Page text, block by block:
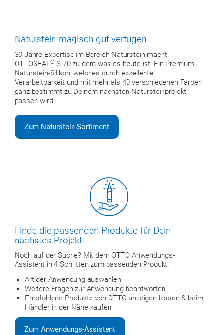
Naturstein magisch gut verfugen
30 Jahre Expertise im Bereich Naturstein macht
OTTOSEAL ® S 70 zu dem was es heute ist: Ein Premium-
Naturstein-Silikon, welches durch exzellente
Verarbeitbarkeit und mit mehr als 40 verschiedenen Farben
ganz bestimmt zu Deinem nächsten Natursteinprojekt
passen wird.
Zum Naturstein-Sortiment
Finde die passenden Produkte für Dein
nächstes Projekt
Noch auf der Suche? Mit dem OTTO Anwendungs-
Assistent in 4 Schritten zum passenden Produkt.
Art der Anwendung auswählen
Weitere Fragen zur Anwendung beantworten
Empfohlene Produkte von OTTO anzeigen lassen & beim
Händler in der Nähe kaufen
Zum Anwendungs-Assistent